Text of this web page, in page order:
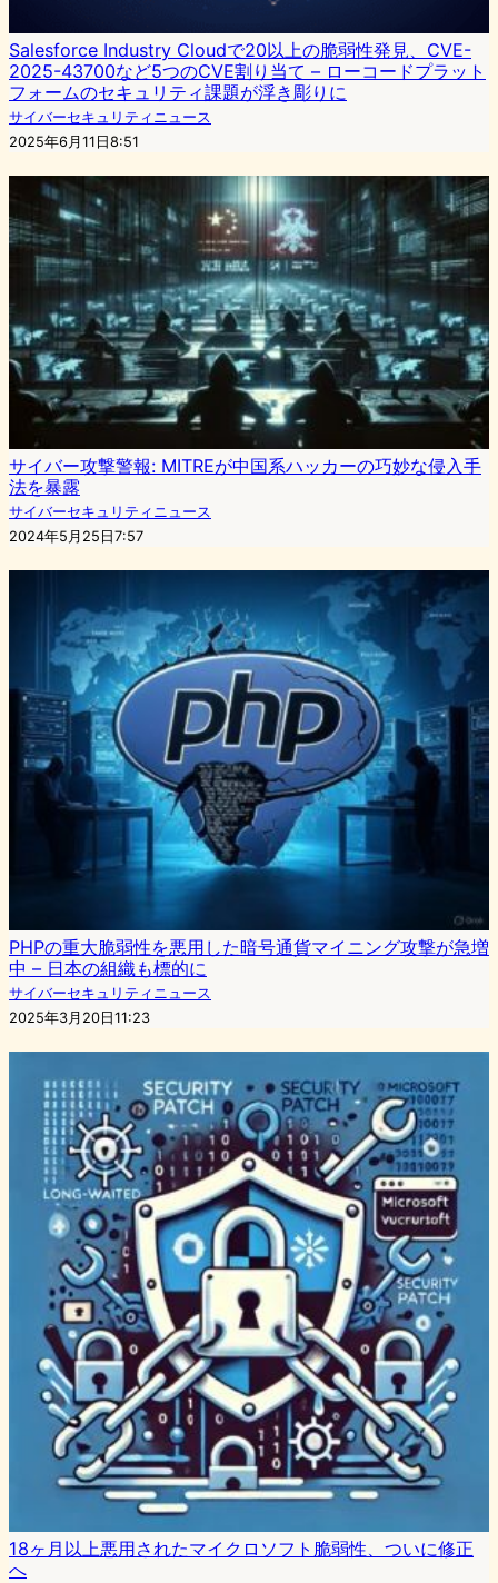
Salesforce Industry Cloudで20以上の脆弱性発見、CVE-
2025-43700など5つのCVE割り当て – ローコードプラット
フォームのセキュリティ課題が浮き彫りに
サイバーセキュリティニュース
2025年6月11日8:51
サイバー攻撃警報: MITREが中国系ハッカーの巧妙な侵入手
法を暴露
サイバーセキュリティニュース
2024年5月25日7:57
PHPの重大脆弱性を悪用した暗号通貨マイニング攻撃が急増
中 – 日本の組織も標的に
サイバーセキュリティニュース
2025年3月20日11:23
18ヶ月以上悪用されたマイクロソフト脆弱性、ついに修正
へ